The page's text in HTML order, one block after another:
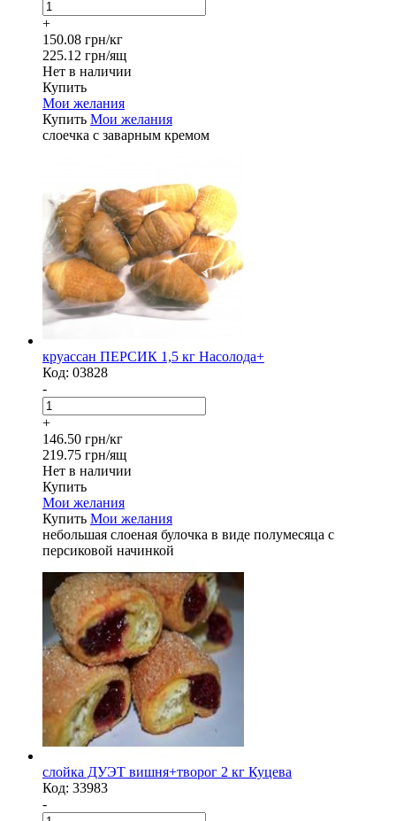
+
150.08 грн/кг
225.12 грн/ящ
Нет в наличии
Купить
Мои желания
Купить Мои желания
слоечка с заварным кремом
круассан ПЕРСИК 1,5 кг Насолода+
Код: 03828
-
+
146.50 грн/кг
219.75 грн/ящ
Нет в наличии
Купить
Мои желания
Купить Мои желания
небольшая слоеная булочка в виде полумесяца с
персиковой начинкой
слойка ДУЭТ вишня+творог 2 кг Куцева
Код: 33983
-